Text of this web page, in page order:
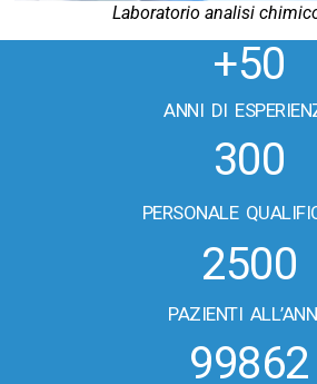
Laboratorio analisi
+50
ANNI DI
300
PERSONALE
2500
PAZIENTI
99862